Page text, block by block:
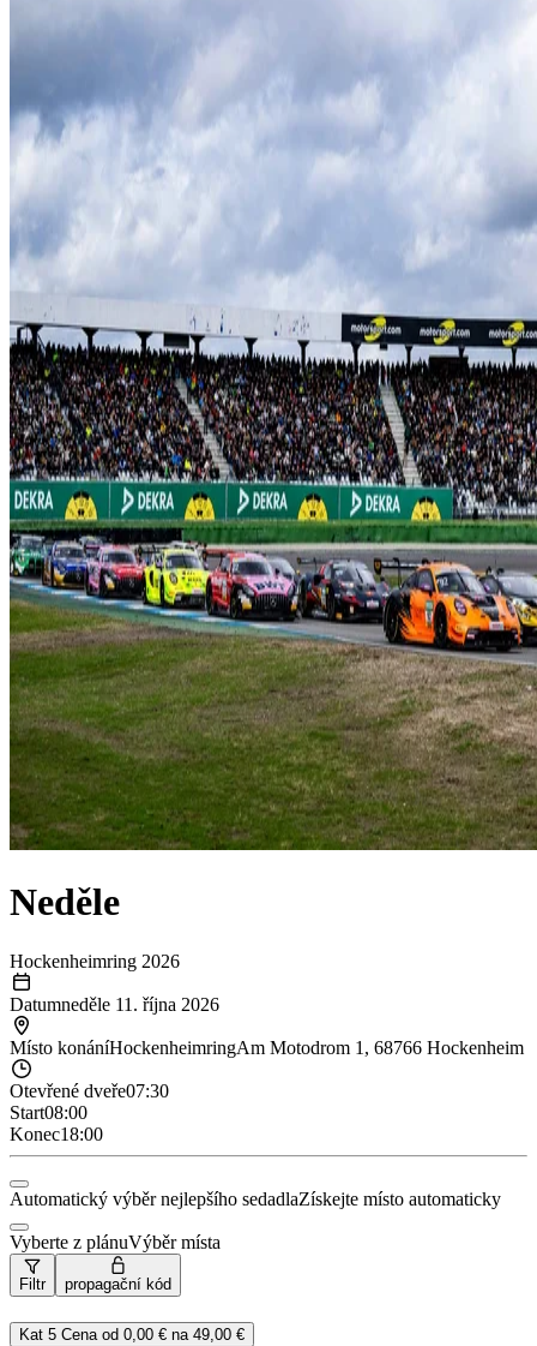
Neděle
Hockenheimring 2026
Datumneděle 11. října 2026
Místo konáníHockenheimringAm Motodrom 1, 68766 Hockenheim
Otevřené dveře07:30
Start08:00
Konec18:00
Automatický výběr nejlepšího sedadlaZískejte místo automaticky
Vyberte z plánuVýběr místa
Filtr propagační kód
Kat 5 Cena od 0,00 € na 49,00 €